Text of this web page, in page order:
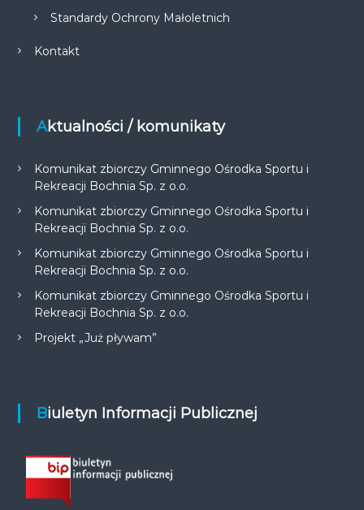
Standardy Ochrony Małoletnich
Kontakt
Aktualności / komunikaty
Komunikat zbiorczy Gminnego Ośrodka Sportu i
Rekreacji Bochnia Sp. z o.o.
Komunikat zbiorczy Gminnego Ośrodka Sportu i
Rekreacji Bochnia Sp. z o.o.
Komunikat zbiorczy Gminnego Ośrodka Sportu i
Rekreacji Bochnia Sp. z o.o.
Komunikat zbiorczy Gminnego Ośrodka Sportu i
Rekreacji Bochnia Sp. z o.o.
Projekt „Już pływam”
Biuletyn Informacji Publicznej